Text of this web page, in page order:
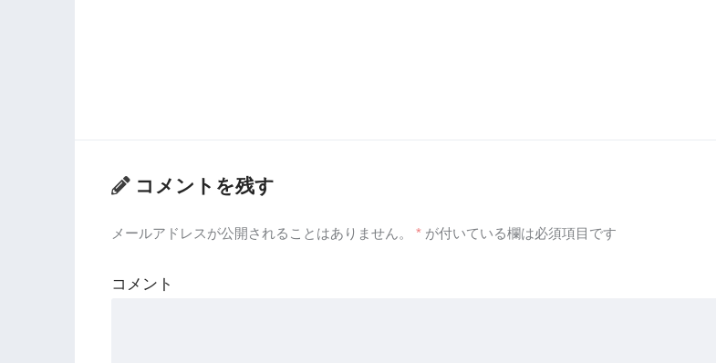
コメントを残す
メールアドレスが公開されることはありません。 * が付いている欄は必須項目です
コメント